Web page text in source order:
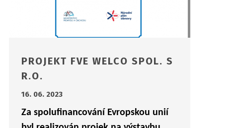
PROJEKT FVE WELCO SPOL. S
R.O.
16. 06. 2023
Za spolufinancování Evropskou unií